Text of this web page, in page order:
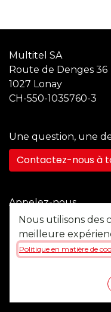
Multitel SA
Route de Denges 36
1027 Lonay
CH-550-1035760-3
Une question, une
Contactez-nous à
Appelez-nous
+41 21 355 22 45
Envoyez-nous un
Nous utilisons des
meilleure
Politique en matière de